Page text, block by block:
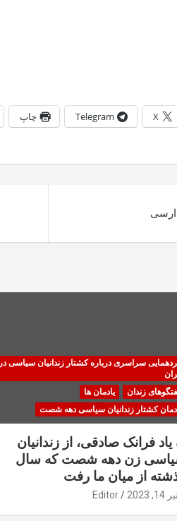
X
Telegram چاپ
ارسی
سراسری درباره کشتار زندانیان سیاسی در
زندان
یادمان ها
کشتار زندانیان سیاسی دهه شصت
یاد فرانک صادقی، از زندانیان
زن دهه شصت که سال
از میان ما رفت
2023
Editor